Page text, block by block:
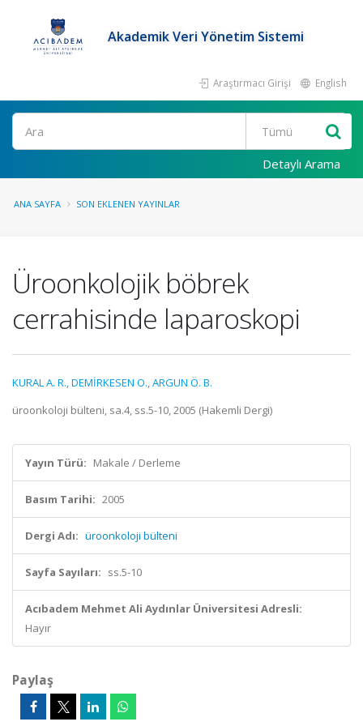
Akademik Veri Yönetim Sistemi
Araştırmacı Girişi English
Ara
Detaylı Arama
ANA SAYFA SON EKLENEN YAYINLAR
Üroonkolojik böbrek
cerrahisinde laparoskopi
KURAL A. R.,DEMİRKESEN O.,ARGUN Ö. B.
üroonkoloji bülteni, sa.4, ss.5-10, 2005 (Hakemli Dergi)
Yayın Türü: Makale / Derleme
Basım Tarihi: 2005
Dergi Adı: üroonkoloji bülteni
Sayfa Sayıları: ss.5-10
Acıbadem Mehmet Ali Aydınlar Üniversitesi Adresli:
Hayır
Paylaş